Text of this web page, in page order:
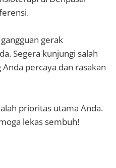
gerak
Segera kunjungi salah
percaya dan rasakan
prioritas utama Anda.
lekas sembuh!